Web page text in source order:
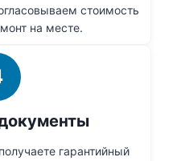
стоимость
на месте.
гарантийный